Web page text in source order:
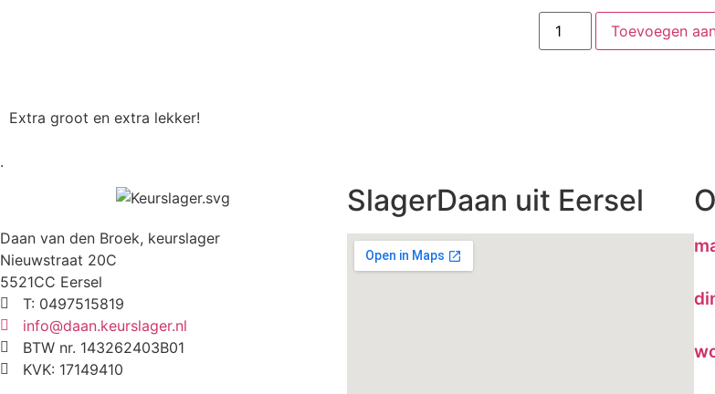
Toevoegen
Extra groot en extra lekker!
.
Daan van den Broek, keurslager
Nieuwstraat 20C
5521CC Eersel
T: 0497515819
info@daan.keurslager.nl
BTW nr. 143262403B01
KVK: 17149410
SlagerDaan uit Eersel